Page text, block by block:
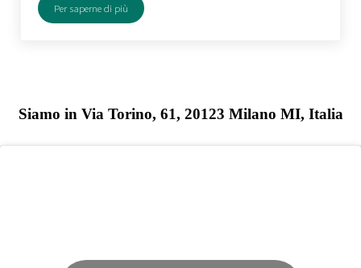
Per saperne di piùValutazione alunni Scuole Internazionali Online
Siamo in Via Torino, 61, 20123 Milano MI, Italia